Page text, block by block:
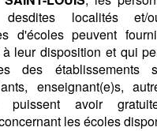
desdites localités
d'écoles peuvent
leur disposition et qui
des établissements
enseignant(e)s,
puissent avoir
les écoles